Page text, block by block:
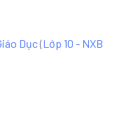
Dục(Lớp 10 - NXB